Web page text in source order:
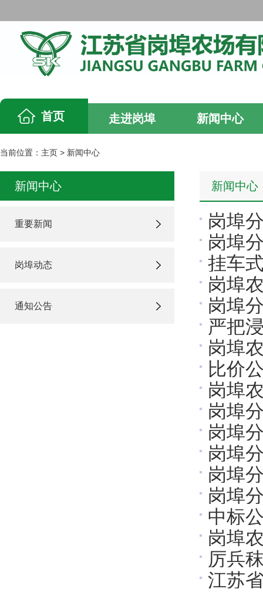
首页 走进岗埠 新闻中心
当前位置： 主页 > 新闻中心
新闻中心
重要新闻
岗埠动态
通知公告
新闻中心
岗埠
岗埠
挂车
岗埠
岗埠
严把
司召
岗埠
比价
岗埠
岗埠
岗埠
岗埠
岗埠
岗埠
中标
岗埠
果
厉兵
分公
江苏